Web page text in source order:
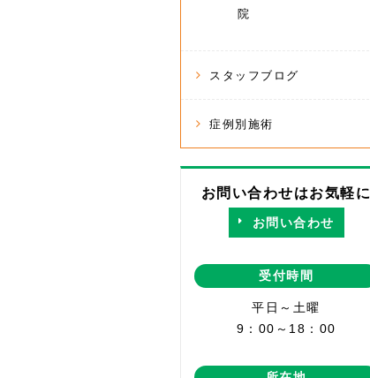
院
スタッフブログ
症例別施術
お問い合わせはお気軽に
お問い合わせ
受付時間
平日～土曜
9：00～18：00